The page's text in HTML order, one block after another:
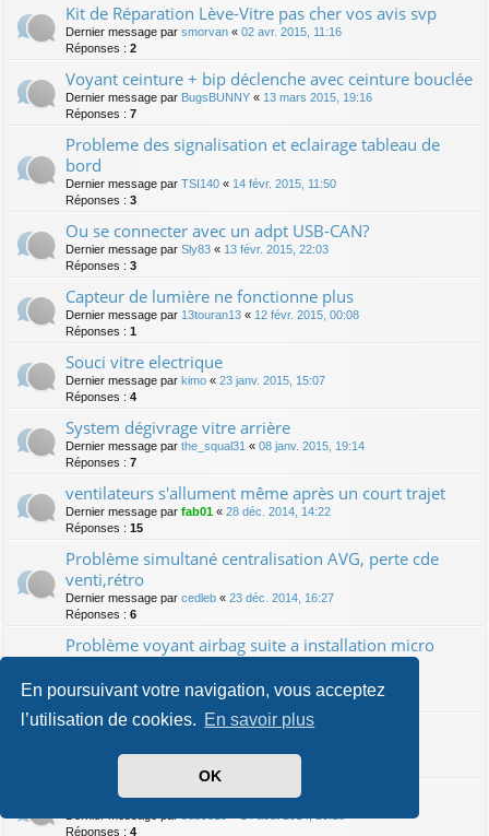
En poursuivant votre navigation, vous acceptez
l’utilisation de cookies. En savoir plus
OK
Kit de Réparation Lève-Vitre pas cher vos avis svp
Dernier message par smorvan « 02 avr. 2015, 11:16
Réponses : 2
Voyant ceinture + bip déclenche avec ceinture bouclée
Dernier message par BugsBUNNY « 13 mars 2015, 19:16
Réponses : 7
Probleme des signalisation et eclairage tableau de
bord
Dernier message par TSI140 « 14 févr. 2015, 11:50
Réponses : 3
Ou se connecter avec un adpt USB-CAN?
Dernier message par Sly83 « 13 févr. 2015, 22:03
Réponses : 3
Capteur de lumière ne fonctionne plus
Dernier message par 13touran13 « 12 févr. 2015, 00:08
Réponses : 1
Souci vitre electrique
Dernier message par kimo « 23 janv. 2015, 15:07
Réponses : 4
System dégivrage vitre arrière
Dernier message par the_squal31 « 08 janv. 2015, 19:14
Réponses : 7
ventilateurs s'allument même après un court trajet
Dernier message par fab01 « 28 déc. 2014, 14:22
Réponses : 15
Problème simultané centralisation AVG, perte cde
venti,rétro
Dernier message par cedleb « 23 déc. 2014, 16:27
Réponses : 6
Problème voyant airbag suite a installation micro
Dernier message par Legremlins_Keitaro« 15 nov. 2014, 21:47
Réponses : 2
pb de radar de recul
mon toutou ne demarre plus
Réponses : 4